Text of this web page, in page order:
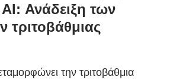
Ανάδειξη των
τριτοβάθμιας
την τριτοβάθμια